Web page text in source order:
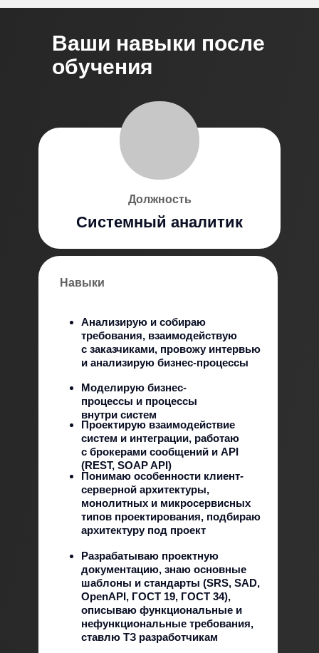
Навыки
Ваши навыки после
обучения
Должность
Сист емный аналитик
Анализирую и собираю
требования, взаимодействую
с заказчиками, провожу интервью
и анализирую бизнес-процессы
Моделирую бизнес-
процессы и процессы
внутри систем
Проектирую взаимодействие
систем и интеграции, работаю
с брокерами сообщений и API
(REST, SOAP API)
Понимаю особенности клиент-
серверной архитектуры,
монолитных и микросервисных
типов проектирования, подбираю
архитектуру под проект
Разрабатываю проектную
документацию, знаю основные
шаблоны и стандарты (SRS, SAD,
OpenAPI, ГОСТ 19, ГОСТ 34),
описываю функциональные и
нефункциональные требования,
ставлю ТЗ разработчикам